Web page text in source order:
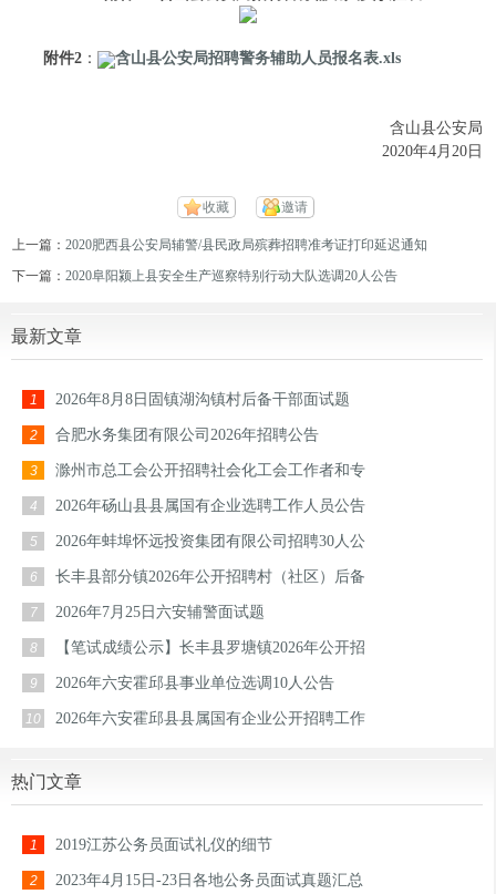
附件2 ： 含山县公安局招聘警务辅助人员报名表.xls
含山县公安局
2020年4月20日
收藏 邀请
上一篇：2020肥西县公安局辅警/县民政局殡葬招聘准考证打印延迟通知
下一篇：2020阜阳颍上县安全生产巡察特别行动大队选调20人公告
最新文章
1 2026年8月8日固镇湖沟镇村后备干部面试题
2 合肥水务集团有限公司2026年招聘公告
3 滁州市总工会公开招聘社会化工会工作者和专
4 2026年砀山县县属国有企业选聘工作人员公告
5 2026年蚌埠怀远投资集团有限公司招聘30人公
6 长丰县部分镇2026年公开招聘村（社区）后备
7 2026年7月25日六安辅警面试题
8 【笔试成绩公示】长丰县罗塘镇2026年公开招
9 2026年六安霍邱县事业单位选调10人公告
10 2026年六安霍邱县县属国有企业公开招聘工作
热门文章
1 2019江苏公务员面试礼仪的细节
2 2023年4月15日-23日各地公务员面试真题汇总